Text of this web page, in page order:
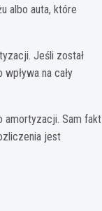
albo auta, które
Jeśli został
na cały
amortyzacji. Sam fakt
jest